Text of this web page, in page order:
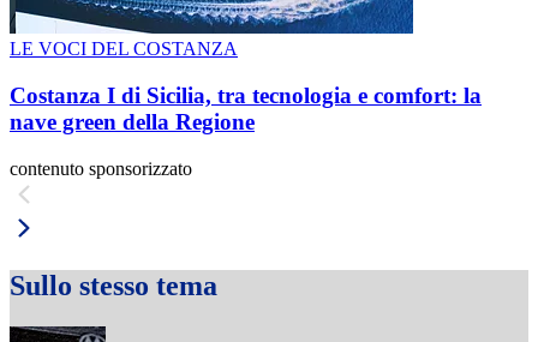
LE VOCI DEL COSTANZA
Costanza I di Sicilia, tra tecnologia e comfort: la
nave green della Regione
contenuto sponsorizzato
Sullo stesso tema